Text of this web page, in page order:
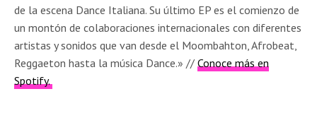
de la escena Dance Italiana. Su último EP es el comienzo de
un montón de colaboraciones internacionales con diferentes
artistas y sonidos que van desde el Moombahton, Afrobeat,
Reggaeton hasta la música Dance.» //Conoce más en
Spotify.